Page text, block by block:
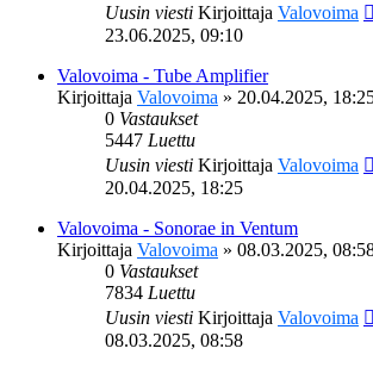
Uusin viesti Kirjoittaja Valovoima
23.06.2025, 09:10
Valovoima - Tube Amplifier
Kirjoittaja Valovoima » 20.04.2025,
0 Vastaukset
5447 Luettu
Uusin viesti Kirjoittaja Valovoima
20.04.2025, 18:25
Valovoima - Sonorae in Ventum
Kirjoittaja Valovoima » 08.03.2025,
0 Vastaukset
7834 Luettu
Uusin viesti Kirjoittaja Valovoima
08.03.2025, 08:58